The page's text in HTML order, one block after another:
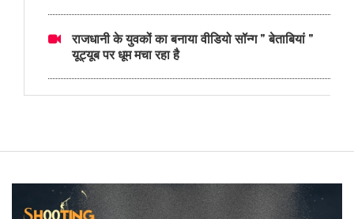
राजधानी के युवकों का बनाया वीडियो सॉन्ग " बेताबियां "
यूट्यूब पर धूम मचा रहा है